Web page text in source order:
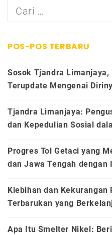
Cari
POS-POS TERBARU
Sosok Tjandra
Terupdate Mengenai
Tjandra Limanjaya:
dan Kepedulian Sosial
Progres Tol Getaci yang
dan Jawa Tengah
Klebihan dan Kekurangan
Terbarukan yang
Apa Itu Smelter Nikel: